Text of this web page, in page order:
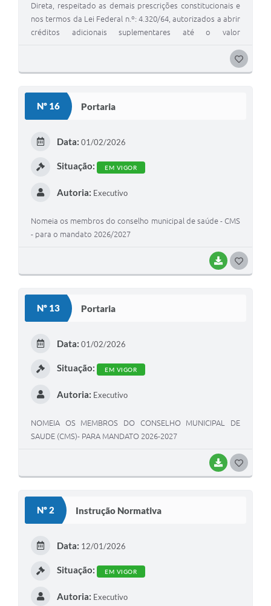
Direta, respeitado as demais prescrições constitucionais e
nos termos da Lei Federal n.º: 4.320/64, autorizados a abrir
créditos adicionais suplementares até o valor
Fiscal e da Seguridade Social, com a finalidade de
incorporar valores que excedam as previsões constates
de: I - anulação parcial ou total de dotações; II -
incorporação de superávit e/ou saldo financeiro disponível
constantes.
Nº 16 Portaria
BAIXAR
Data: 01/02/2026
Situação: EM VIGOR
Autoria: Executivo
Nomeia os membros do conselho municipal de saúde - CMS
- para o mandato 2026/2027
Nº 13 Portaria
BAIXAR
Data: 01/02/2026
Situação: EM VIGOR
Autoria: Executivo
NOMEIA OS MEMBROS DO CONSELHO MUNICIPAL DE
SAUDE (CMS)- PARA MANDATO 2026-2027
Nº 2 Instrução Normativa
Data: 12/01/2026
Situação: EM VIGOR
Autoria: Executivo